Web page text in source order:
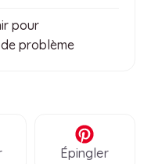
pour
problème
Épingler